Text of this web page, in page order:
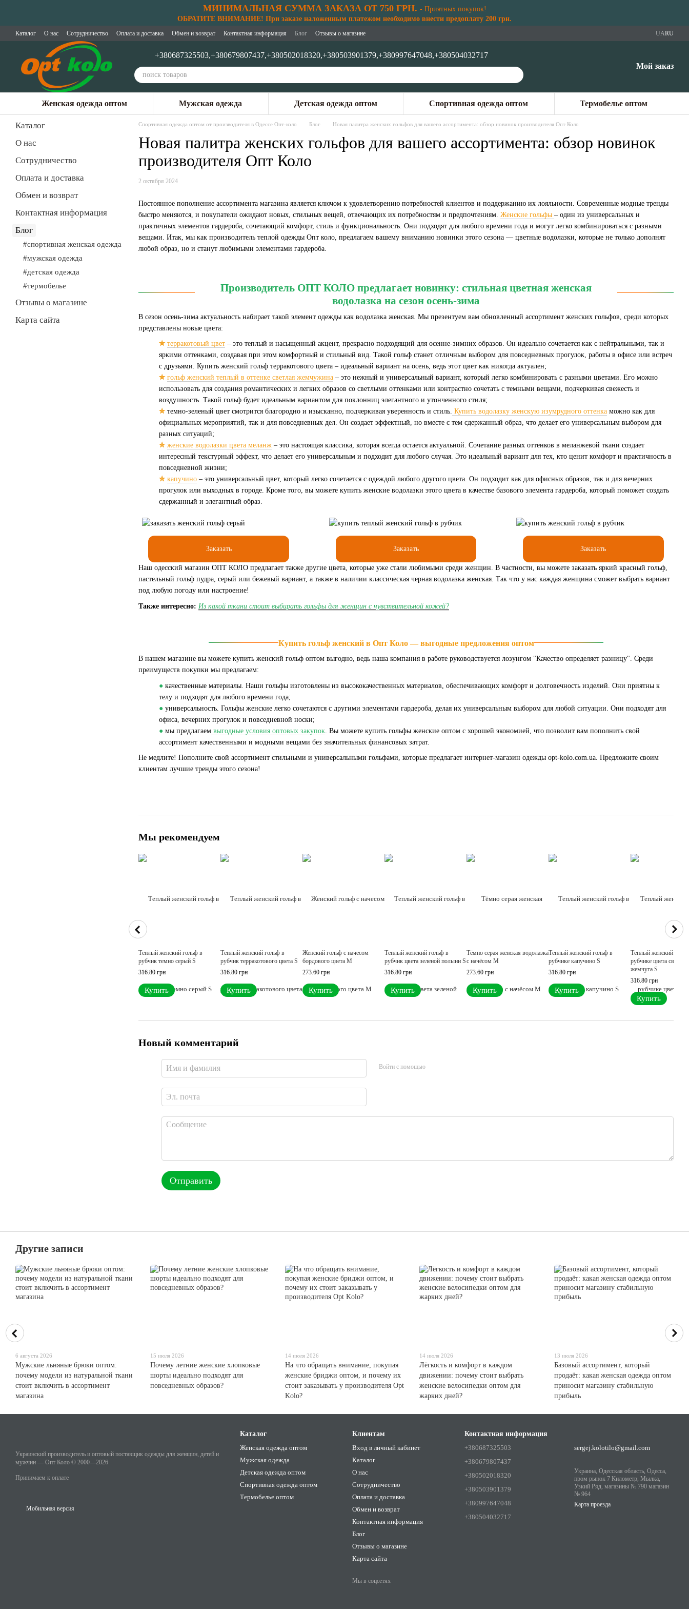
МИНИМАЛЬНАЯ СУММА ЗАКАЗА ОТ 750 ГРН. - Приятных покупок!
ОБРАТИТЕ ВНИМАНИЕ! При заказе наложенным платежом необходимо внести предоплату 200 грн.
Каталог О нас Сотрудничество Оплата и доставка Обмен и возврат Контактная информация Блог Отзывы о магазине UARU
+380687325503,+380679807437,+380502018320,+380503901379,+380997647048,+380504032717
Мой заказ
Женская одежда оптом Мужская одежда Детская одежда оптом Спортивная одежда оптом Термобелье оптом
Спортивная одежда оптом от производителя в Одессе Опт-коло Блог Новая палитра женских гольфов для вашего ассортимента: обзор новинок производителя Опт Коло
Новая палитра женских гольфов для вашего ассортимента: обзор новинок
производителя Опт Коло
2 октября 2024
Постоянное пополнение ассортимента магазина является ключом к удовлетворению потребностей клиентов и поддержанию их лояльности. Современные модные тренды
быстро меняются, и покупатели ожидают новых, стильных вещей, отвечающих их потребностям и предпочтениям. Женские гольфы – один из универсальных и
практичных элементов гардероба, сочетающий комфорт, стиль и функциональность. Они подходят для любого времени года и могут легко комбинироваться с разными
вещами. Итак, мы как производитель теплой одежды Опт коло, предлагаем вашему вниманию новинки этого сезона — цветные водолазки, которые не только дополнят
любой образ, но и станут любимыми элементами гардероба.
Производитель ОПТ КОЛО предлагает новинку: стильная цветная женская
водолазка на сезон осень-зима
В сезон осень-зима актуальность набирает такой элемент одежды как водолазка женская. Мы презентуем вам обновленный ассортимент женских гольфов, среди которых
представлены новые цвета:
✮ терракотовый цвет – это теплый и насыщенный акцент, прекрасно подходящий для осенне-зимних образов. Он идеально сочетается как с нейтральными, так и
яркими оттенками, создавая при этом комфортный и стильный вид. Такой гольф станет отличным выбором для повседневных прогулок, работы в офисе или встреч
с друзьями. Купить женский гольф терракотового цвета – идеальный вариант на осень, ведь этот цвет как никогда актуален;
✮ гольф женский теплый в оттенке светлая жемчужина – это нежный и универсальный вариант, который легко комбинировать с разными цветами. Его можно
использовать для создания романтических и легких образов со светлыми оттенками или контрастно сочетать с темными вещами, подчеркивая свежесть и
воздушность. Такой гольф будет идеальным вариантом для поклонниц элегантного и утонченного стиля;
✮ темно-зеленый цвет смотрится благородно и изысканно, подчеркивая уверенность и стиль. Купить водолазку женскую изумрудного оттенка можно как для
официальных мероприятий, так и для повседневных дел. Он создает эффектный, но вместе с тем сдержанный образ, что делает его универсальным выбором для
разных ситуаций;
✮ женские водолазки цвета меланж – это настоящая классика, которая всегда остается актуальной. Сочетание разных оттенков в меланжевой ткани создает
интересный текстурный эффект, что делает его универсальным и подходит для любого случая. Это идеальный вариант для тех, кто ценит комфорт и практичность в
повседневной жизни;
✮ капучино – это универсальный цвет, который легко сочетается с одеждой любого другого цвета. Он подходит как для офисных образов, так и для вечерних
прогулок или выходных в городе. Кроме того, вы можете купить женские водолазки этого цвета в качестве базового элемента гардероба, который поможет создать
сдержанный и элегантный образ.
Заказать Заказать Заказать
Наш одесский магазин ОПТ КОЛО предлагает также другие цвета, которые уже стали любимыми среди женщин. В частности, вы можете заказать яркий красный гольф,
пастельный гольф пудра, серый или бежевый вариант, а также в наличии классическая черная водолазка женская. Так что у нас каждая женщина сможет выбрать вариант
под любую погоду или настроение!
Также интересно: Из какой ткани стоит выбирать гольфы для женщин с чувствительной кожей?
Купить гольф женский в Опт Коло — выгодные предложения оптом
В нашем магазине вы можете купить женский гольф оптом выгодно, ведь наша компания в работе руководствуется лозунгом "Качество определяет разницу". Среди
преимуществ покупки мы предлагаем:
● качественные материалы. Наши гольфы изготовлены из высококачественных материалов, обеспечивающих комфорт и долговечность изделий. Они приятны к
телу и подходят для любого времени года;
● универсальность. Гольфы женские легко сочетаются с другими элементами гардероба, делая их универсальным выбором для любой ситуации. Они подходят для
офиса, вечерних прогулок и повседневной носки;
● мы предлагаем выгодные условия оптовых закупок . Вы можете купить гольфы женские оптом с хорошей экономией, что позволит вам пополнить свой
ассортимент качественными и модными вещами без значительных финансовых затрат.
Не медлите! Пополните свой ассортимент стильными и универсальными гольфами, которые предлагает интернет-магазин одежды opt-kolo.com.ua. Предложите своим
клиентам лучшие тренды этого сезона!
Мы рекомендуем
Теплый женский гольф в
рубчик темно серый S
316.80 грн
Купить
Теплый женский гольф в
рубчик терракотового цвета S
316.80 грн
Купить
Женский гольф с начесом
бордового цвета M
273.60 грн
Купить
Теплый женский гольф в
рубчик цвета зеленой полыни S
316.80 грн
Купить
Тёмно серая женская водолазка
с начёсом М
273.60 грн
Купить
Теплый женский гольф в
рубчике капучино S
316.80 грн
Купить
Теплый женский
рубчике цвета
жемчуга S
316.80 грн
Купить
Новый комментарий
Войти с помощью
Отправить
Каталог
О нас
Сотрудничество
Оплата и доставка
Обмен и возврат
Контактная информация
Блог
#спортивная женская одежда
#мужская одежда
#детская одежда
#термобелье
Отзывы о магазине
Карта сайта
Другие записи
6 августа 2026
Мужские льняные брюки оптом:
почему модели из натуральной ткани
стоит включить в ассортимент
магазина
15 июля 2026
Почему летние женские хлопковые
шорты идеально подходят для
повседневных образов?
14 июля 2026
На что обращать внимание, покупая
женские бриджи оптом, и почему их
стоит заказывать у производителя Opt
Kolo?
14 июля 2026
Лёгкость и комфорт в каждом
движении: почему стоит выбрать
женские велосипедки оптом для
жарких дней?
13 июля 2026
Базовый ассортимент, который
продаёт: какая женская одежда оптом
приносит магазину стабильную
прибыль
Украинский производитель и оптовый поставщик одежды для женщин, детей и
мужчин — Опт Коло © 2000—2026
Принимаем к оплате
Мобильная версия
Каталог
Женская одежда оптом
Мужская одежда
Детская одежда оптом
Спортивная одежда оптом
Термобелье оптом
Клиентам
Вход в личный кабинет
Каталог
О нас
Сотрудничество
Оплата и доставка
Обмен и возврат
Контактная информация
Блог
Отзывы о магазине
Карта сайта
Мы в соцсетях
Контактная информация
+380687325503
+380679807437
+380502018320
+380503901379
+380997647048
+380504032717
sergej.kolotilo@gmail.com
Украина, Одесская область, Одесса,
пром рынок 7 Километр, Мылка,
Узкий Ряд, магазины № 790 магазин
№ 964
Карта проезда